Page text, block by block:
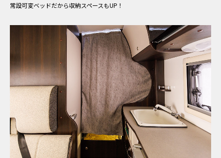
常設可変ベッドだから収納スペースもUP！